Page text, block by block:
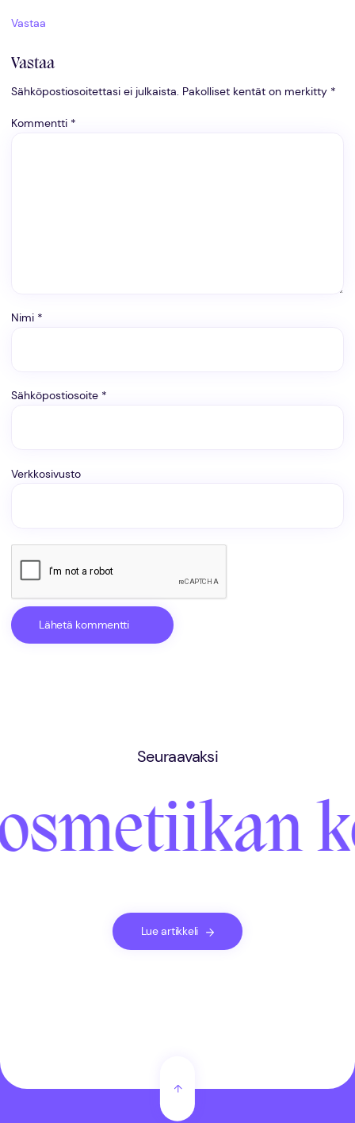
Vastaa
Vastaa
Sähköpostiosoitettasi ei julkaista. Pakolliset kentät on merkitty *
Kommentti *
Nimi *
Sähköpostiosoite *
Verkkosivusto
Seuraavaksi
Lue artikkeli